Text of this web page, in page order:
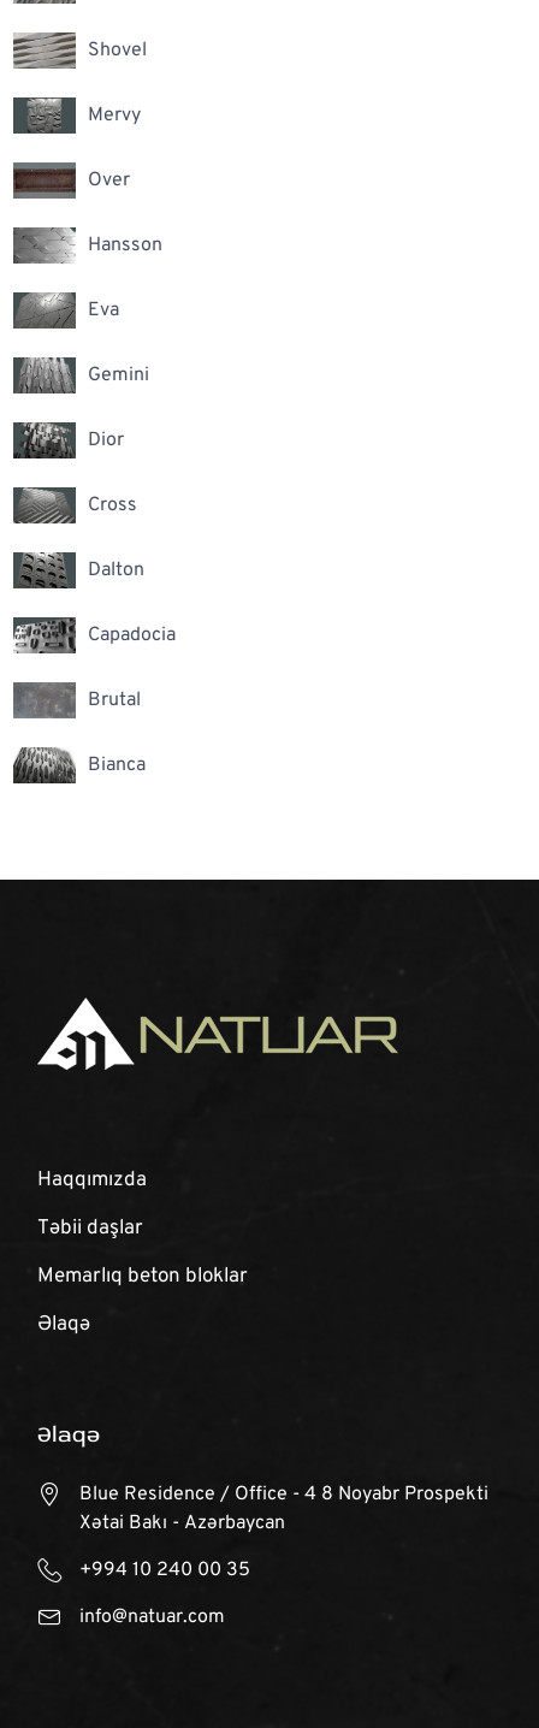
Shovel
Mervy
Over
Hansson
Eva
Gemini
Dior
Cross
Dalton
Capadocia
Brutal
Bianca
Haqqımızda
Təbii daşlar
Memarlıq beton bloklar
Əlaqə
Əlaqə
Blue Residence / Office - 4 8 Noyabr Prospekti
Xətai Bakı - Azərbaycan
+994 10 240 00 35
info@natuar.com